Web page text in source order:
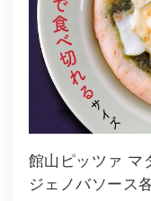
館山ピッツァ マ
ジェノバソース